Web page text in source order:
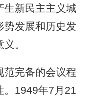
生新民主主义城
势发展和历史发
。
完备的会议程
。1949年7月21